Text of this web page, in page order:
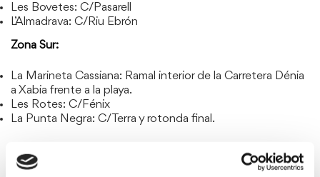
Les Bovetes: C/Pasarell
L’Almadrava: C/Riu Ebrón
Zona Sur:
La Marineta Cassiana: Ramal interior de la Carretera Dénia
a Xabia frente a la playa.
Les Rotes: C/Fénix
La Punta Negra: C/Terra y rotonda final.